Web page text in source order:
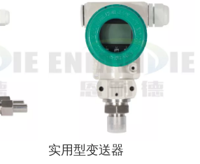
实用型变送器